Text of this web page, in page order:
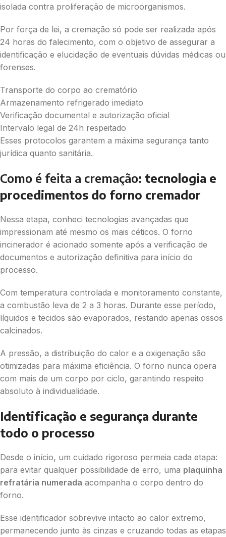
isolada contra proliferação de microorganismos.
Por força de lei, a cremação só pode ser realizada após
24 horas do falecimento, com o objetivo de assegurar a
identificação e elucidação de eventuais dúvidas médicas ou
forenses.
Transporte do corpo ao crematório
Armazenamento refrigerado imediato
Verificação documental e autorização oficial
Intervalo legal de 24h respeitado
Esses protocolos garantem a máxima segurança tanto
jurídica quanto sanitária.
Como é feita a cremação: tecnologia e
procedimentos do forno cremador
Nessa etapa, conheci tecnologias avançadas que
impressionam até mesmo os mais céticos. O forno
incinerador é acionado somente após a verificação de
documentos e autorização definitiva para início do
processo.
Com temperatura controlada e monitoramento constante,
a combustão leva de 2 a 3 horas. Durante esse período,
líquidos e tecidos são evaporados, restando apenas ossos
calcinados.
A pressão, a distribuição do calor e a oxigenação são
otimizadas para máxima eficiência. O forno nunca opera
com mais de um corpo por ciclo, garantindo respeito
absoluto à individualidade.
Identificação e segurança durante
todo o processo
Desde o início, um cuidado rigoroso permeia cada etapa:
para evitar qualquer possibilidade de erro, uma plaquinha
refratária numerada acompanha o corpo dentro do
forno.
Esse identificador sobrevive intacto ao calor extremo,
permanecendo junto às cinzas e cruzando todas as etapas